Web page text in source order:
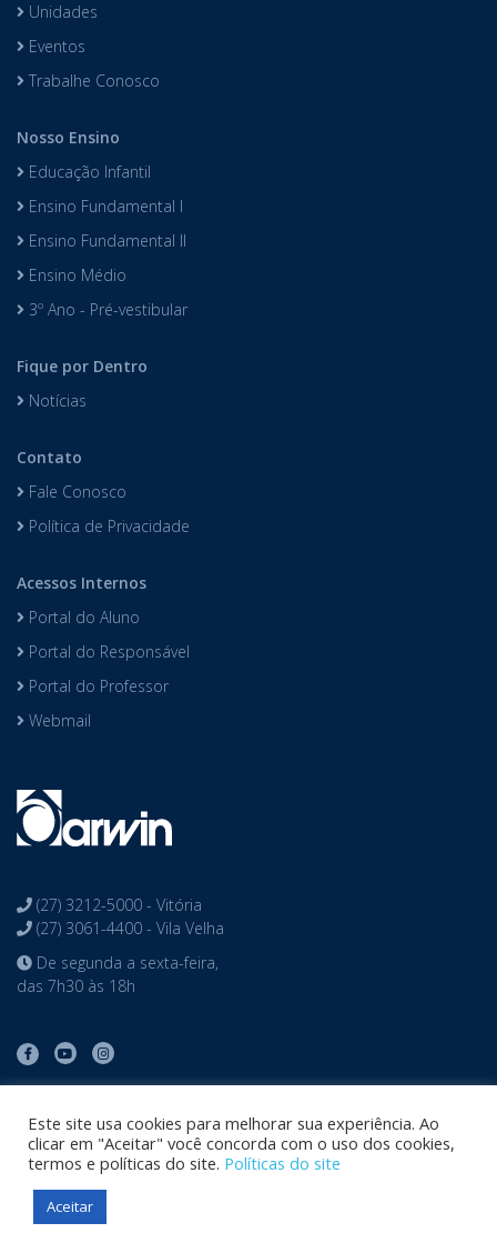
Unidades
Eventos
Trabalhe Conosco
Nosso Ensino
Educação Infantil
Ensino Fundamental I
Ensino Fundamental II
Ensino Médio
3º Ano - Pré-vestibular
Fique por Dentro
Notícias
Contato
Fale Conosco
Política de Privacidade
Acessos Internos
Portal do Aluno
Portal do Responsável
Portal do Professor
Webmail
(27) 3212-5000 - Vitória
(27) 3061-4400 - Vila Velha
De segunda a sexta-feira,
das 7h30 às 18h
Copyright © Colégio Darwin desenvolvido por
Este site usa cookies para melhorar sua experiência. Ao
clicar em "Aceitar" você concorda com o uso dos cookies,
termos e políticas do site. Políticas do site
Aceitar